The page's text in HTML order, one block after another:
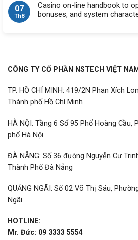
07
Th8
Casino on-line handbook to
bonuses, and system
CÔNG TY CỔ PHẦN NSTECH VIỆT
TP. HỒ CHÍ MINH: 419/2N Phan Xích
Thành phố Hồ Chí Minh
HÀ NỘI: Tầng 6 Số 95 Phố Hoàng Cầu,
phố Hà Nội
ĐÀ NẴNG: Số 36 đường Nguyễn Cư
Thành Phố Đà Nẵng
QUẢNG NGÃI: Số 02 Võ Thị Sáu,
Ngãi
HOTLINE:
Mr. Đức: 09 3333 5554